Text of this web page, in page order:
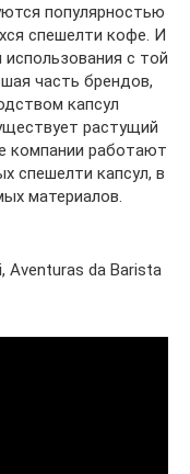
популярностью
спешелти кофе. И
с той
часть брендов,
капсул
растущий
компании работают
спешелти капсул, в
материалов.
Aventuras da Barista